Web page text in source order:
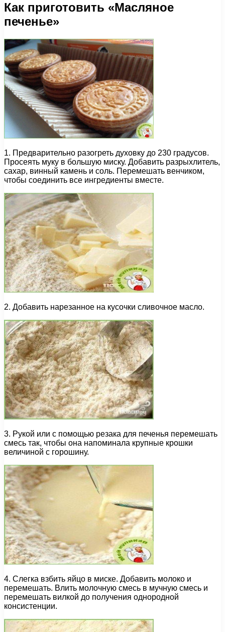
Как приготовить «Масляное
печенье»
1. Предварительно разогреть духовку до 230 градусов.
Просеять муку в большую миску. Добавить разрыхлитель,
сахар, винный камень и соль. Перемешать венчиком,
чтобы соединить все ингредиенты вместе.
2. Добавить нарезанное на кусочки сливочное масло.
3. Рукой или с помощью резака для печенья перемешать
смесь так, чтобы она напоминала крупные крошки
величиной с горошину.
4. Слегка взбить яйцо в миске. Добавить молоко и
перемешать. Влить молочную смесь в мучную смесь и
перемешать вилкой до получения однородной
консистенции.